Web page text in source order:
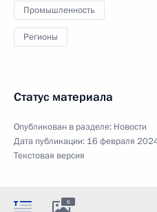
Промышленность
Регионы
Статус материала
Опубликован в разделе: Новости
Дата публикации: 16 февраля
Текстовая версия
6